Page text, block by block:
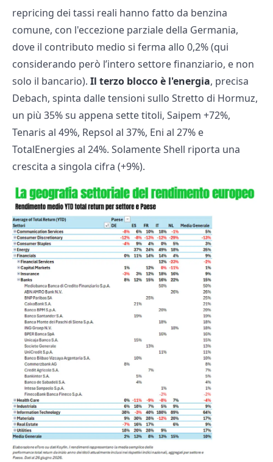
repricing dei tassi reali hanno fatto da benzina
comune, con l'eccezione parziale della Germania,
dove il contributo medio si ferma allo 0,2% (qui
considerando però l’intero settore finanziario, e non
solo il bancario). Il terzo blocco è l'energia, precisa
Debach, spinta dalle tensioni sullo Stretto di Hormuz,
un più 35% su appena sette titoli, Saipem +72%,
Tenaris al 49%, Repsol al 37%, Eni al 27% e
TotalEnergies al 24%. Solamente Shell riporta una
crescita a singola cifra (+9%).